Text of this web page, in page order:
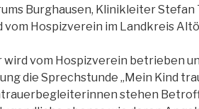
Burghausen, Klinikleiter
vom Hospizverein im Landkreis
wird vom Hospizverein betrieben
die Sprechstunde „Mein Kind
stehen